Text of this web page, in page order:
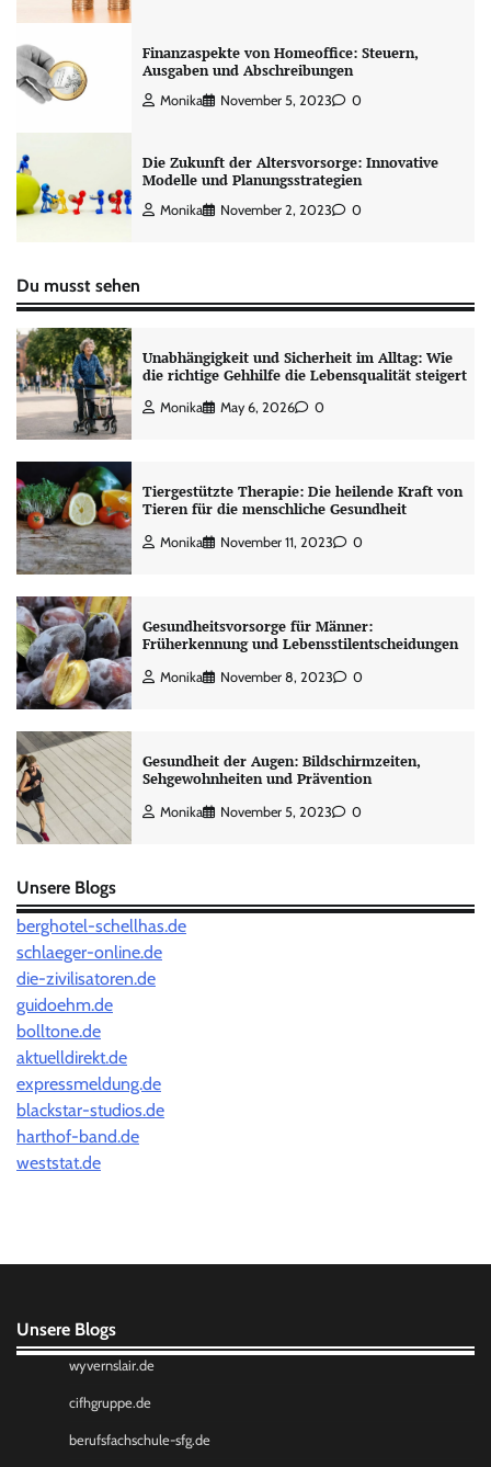
Finanzaspekte von Homeoffice: Steuern,
Ausgaben und Abschreibungen
Monika November 5, 2023 0
Die Zukunft der Altersvorsorge: Innovative
Modelle und Planungsstrategien
Monika November 2, 2023 0
Du musst sehen
Unabhängigkeit und Sicherheit im Alltag: Wie
die richtige Gehhilfe die Lebensqualität steigert
Monika May 6, 2026 0
Tiergestützte Therapie: Die heilende Kraft von
Tieren für die menschliche Gesundheit
Monika November 11, 2023 0
Gesundheitsvorsorge für Männer:
Früherkennung und Lebensstilentscheidungen
Monika November 8, 2023 0
Gesundheit der Augen: Bildschirmzeiten,
Sehgewohnheiten und Prävention
Monika November 5, 2023 0
Unsere Blogs
berghotel-schellhas.de
schlaeger-online.de
die-zivilisatoren.de
guidoehm.de
bolltone.de
aktuelldirekt.de
expressmeldung.de
blackstar-studios.de
harthof-band.de
weststat.de
Unsere Blogs
wyvernslair.de
cifhgruppe.de
berufsfachschule-sfg.de